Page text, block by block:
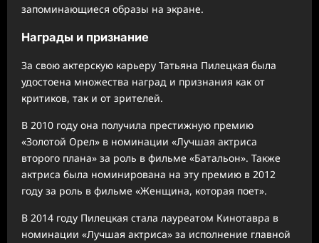
запоминающиеся образы на экране.
Награды и признание
За свою актерскую карьеру Татьяна Пилецкая была
удостоена множества наград и признания как от
критиков, так и от зрителей.
В 2010 году она получила престижную премию
«Золотой Орел» в номинации «Лучшая актриса
второго плана» за роль в фильме «Батальон». Также
актриса была номинирована на эту премию в 2012
году за роль в фильме «Женщина, которая поет».
В 2014 году Пилецкая стала лауреатом Кинотавра в
номинации «Лучшая актриса» за исполнение главной